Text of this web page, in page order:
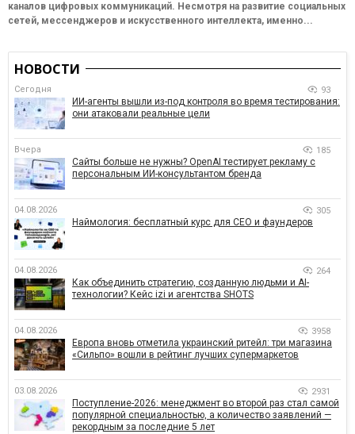
каналов цифровых коммуникаций. Несмотря на развитие социальных
сетей, мессенджеров и искусственного интеллекта, именно...
НОВОСТИ
Сегодня 93
ИИ-агенты вышли из-под контроля во время тестирования:
они атаковали реальные цели
Вчера 185
Сайты больше не нужны? OpenAI тестирует рекламу с
персональным ИИ-консультантом бренда
04.08.2026 305
Наймология: бесплатный курс для CEO и фаундеров
04.08.2026 264
Как объединить стратегию, созданную людьми и AI-
технологии? Кейс izi и агентства SHOTS
04.08.2026 3958
Европа вновь отметила украинский ритейл: три магазина
«Сильпо» вошли в рейтинг лучших супермаркетов
03.08.2026 2931
Поступление-2026: менеджмент во второй раз стал самой
популярной специальностью, а количество заявлений —
рекордным за последние 5 лет